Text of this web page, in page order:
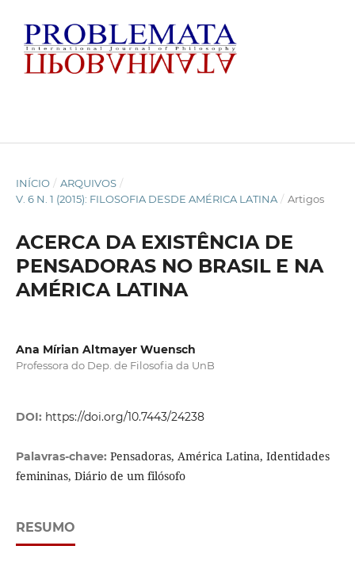
INÍCIO / ARQUIVOS /
V. 6 N. 1 (2015): FILOSOFIA DESDE AMÉRICA LATINA / Artigos
ACERCA DA EXISTÊNCIA DE
PENSADORAS NO BRASIL E NA
AMÉRICA LATINA
Ana Mírian Altmayer Wuensch
Professora do Dep. de Filosofia da UnB
DOI: https://doi.org/10.7443/24238
Palavras-chave: Pensadoras, América Latina, Identidades
femininas, Diário de um filósofo
RESUMO